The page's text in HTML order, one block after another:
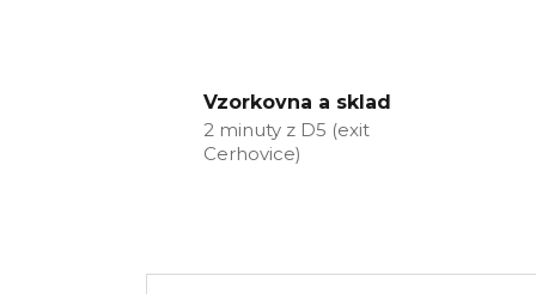
Vzorkovna a sklad
2 minuty z D5 (exit
Cerhovice)